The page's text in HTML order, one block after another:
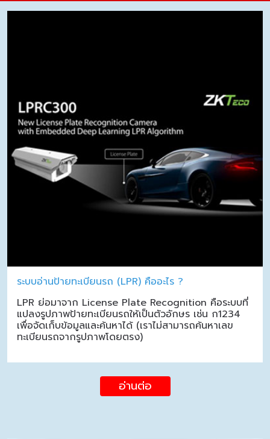
ระบบอ่านป้ายทะเบียนรถ (LPR) คืออะไร ?
LPR ย่อมาจาก License Plate Recognition คือระบบที่
แปลงรูปภาพป้ายทะเบียนรถให้เป็นตัวอักษร เช่น ก1234
เพื่อจัดเก็บข้อมูลและค้นหาได้ (เราไม่สามารถค้นหาเลข
ทะเบียนรถจากรูปภาพโดยตรง)
อ่านต่อ